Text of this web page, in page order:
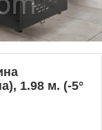
1.98 м. (-5°